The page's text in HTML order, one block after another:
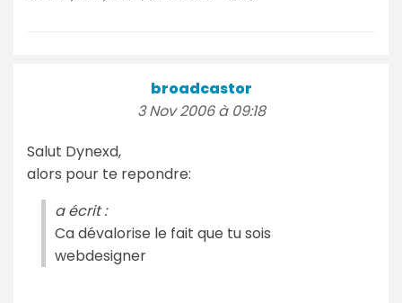
broadcastor
3 Nov 2006 à 09:18
Salut Dynexd,
alors pour te repondre:
a écrit :
Ca dévalorise le fait que tu sois
webdesigner